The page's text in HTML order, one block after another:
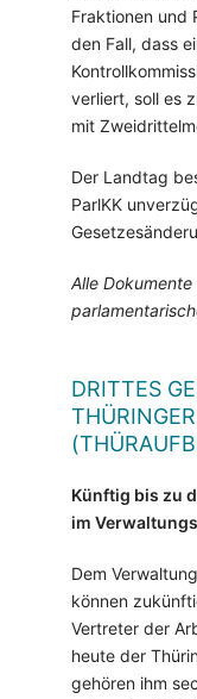
Fraktionen und
den Fall, dass
verliert, soll es
mit
Der Landtag
ParlKK
Alle
DRITTES
Künftig bis zu
im
Dem
können
Vertreter der
heute der
gehören ihm